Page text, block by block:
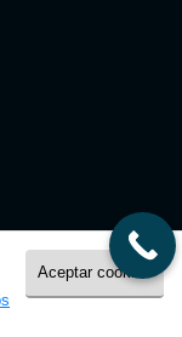
Aceptar cookies